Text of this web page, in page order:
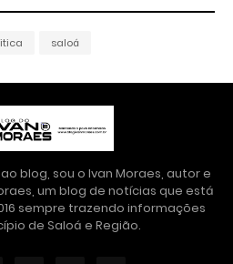
saloá
blog, sou o Ivan Moraes, autor e
um blog de notícias que está
sempre trazendo informações
de Saloá e Região.